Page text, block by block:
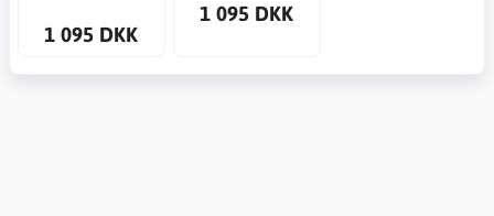
1 095 DKK
1 095 DKK